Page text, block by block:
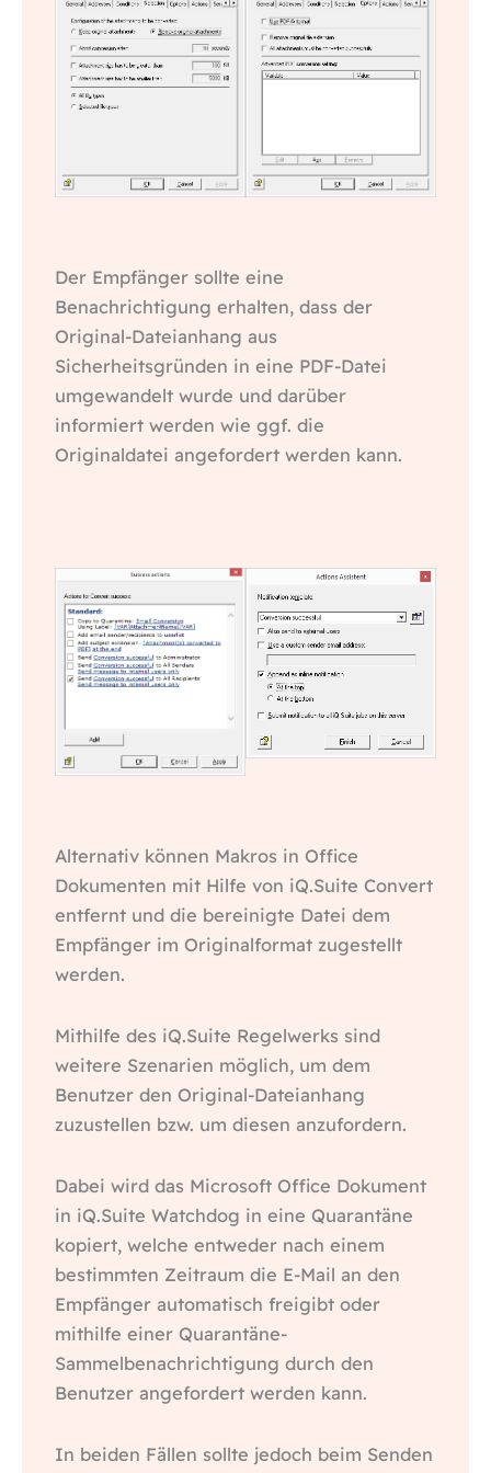
Der Empfänger sollte eine
Benachrichtigung erhalten, dass der
Original-Dateianhang aus
Sicherheitsgründen in eine PDF-Datei
umgewandelt wurde und darüber
informiert werden wie ggf. die
Originaldatei angefordert werden kann.
Alternativ können Makros in Office
Dokumenten mit Hilfe von iQ.Suite Convert
entfernt und die bereinigte Datei dem
Empfänger im Originalformat zugestellt
werden.
Mithilfe des iQ.Suite Regelwerks sind
weitere Szenarien möglich, um dem
Benutzer den Original-Dateianhang
zuzustellen bzw. um diesen anzufordern.
Dabei wird das Microsoft Office Dokument
in iQ.Suite Watchdog in eine Quarantäne
kopiert, welche entweder nach einem
bestimmten Zeitraum die E-Mail an den
Empfänger automatisch freigibt oder
mithilfe einer Quarantäne-
Sammelbenachrichtigung durch den
Benutzer angefordert werden kann.
In beiden Fällen sollte jedoch beim Senden